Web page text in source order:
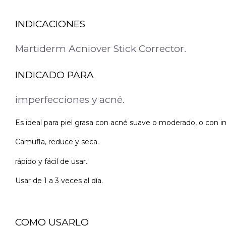
INDICACIONES
Martiderm Acniover Stick Corrector.
INDICADO PARA
imperfecciones y acné.
Es ideal para piel grasa con acné suave o moderado, o con
Camufla, reduce y seca.
rápido y fácil de usar.
Usar de 1 a 3 veces al día.
COMO USARLO